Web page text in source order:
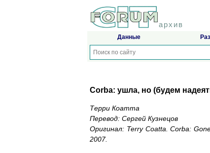
архив
Данные
Corba: ушла, но (будем
Терри Коатта
Перевод: Сергей Кузнецов
Оригинал: Terry Coatta. Corba:
2007.